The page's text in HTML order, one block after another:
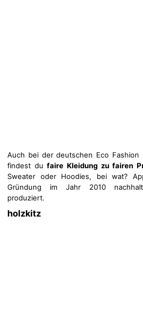
Auch bei der deutschen Eco
findest dufaire Kleidung zu fairen
Sweater oder Hoodies, bei wat?
Gründung im Jahr 2010
produziert.
holzkitz